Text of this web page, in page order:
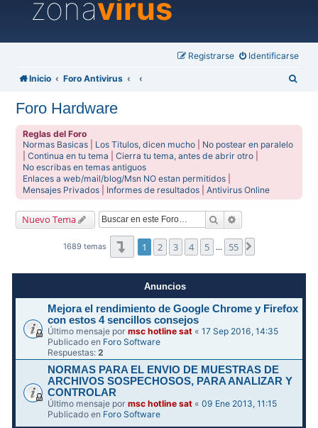
zonavirus
Identificarse
Registrarse
Inicio Foro Antivirus
Foro Hardware
Reglas del Foro
Normas Basicas
Los Titulos, dicen mucho
No postear en paralelo
|Continua en tu tema |Cierra tu tema, antes de abrir otro
No escribas en temas antiguos
Enlaces a web/mail/blog/Msn NO estan permitidos
Mensajes Privados
Informes de resultados |Antivirus Online
Nuevo Tema Buscar
1689 temas Página1de55
1 2 3 4 5 … 55
Anuncios
Mejora el rendimiento de Google Chrome y Firefox
con estos 4 sencillos consejos
Último mensaje pormsc hotline sat «17 Sep 2016, 14:35
Publicado en Foro Software
Respuestas:2
NORMAS PARA EL ENVIO DE MUESTRAS DE
ARCHIVOS SOSPECHOSOS, PARA ANALIZAR Y
CONTROLAR
Último mensaje pormsc hotline sat «09 Ene 2013, 11:15
Publicado en Foro Software